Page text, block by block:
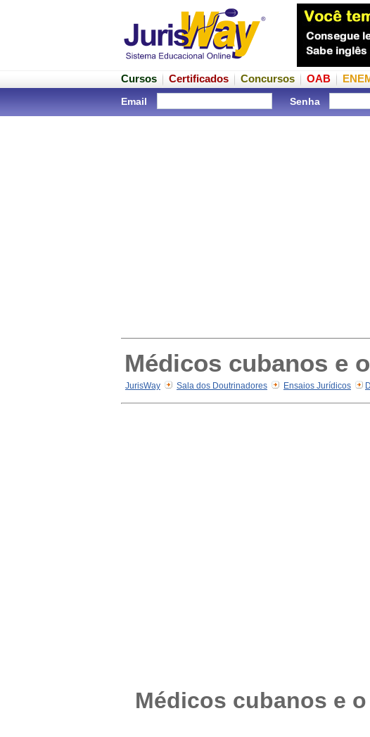
Cursos Certificados Concursos OAB
Email Senha
Médicos cubanos e
JurisWay Sala dos Doutrinadores Ensaios Jurídicos
Médicos cubanos e